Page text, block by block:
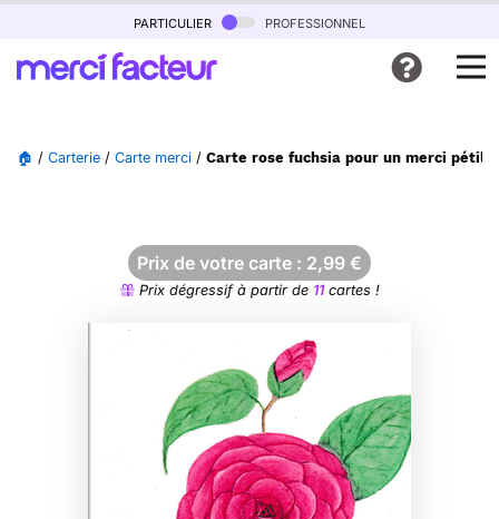
particulier professionnel
🏠 / Carterie / Carte merci / Carte rose fuchsia pour un merci
Prix de votre carte : 2,99 €
Prix dégressif à partir de 11cartes !